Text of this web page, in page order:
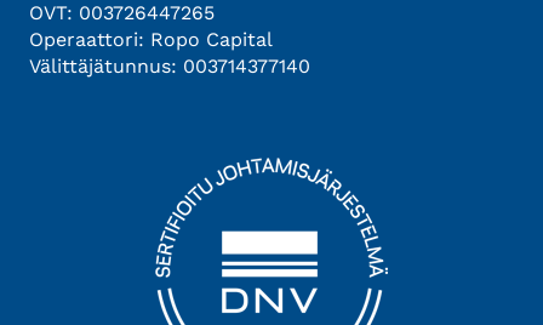
OVT: 003726447265
Operaattori: Ropo Capital
Välittäjätunnus: 003714377140